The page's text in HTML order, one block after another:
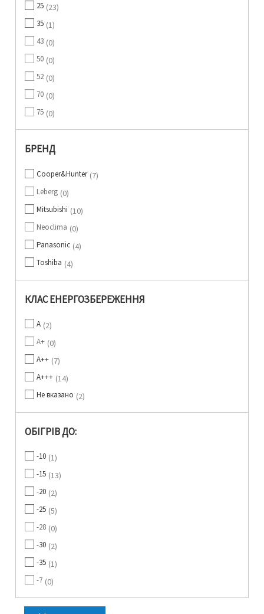
25 23
35 1
43 0
50 0
52 0
70 0
75 0
БРЕНД
Cooper&Hunter 7
Leberg 0
Mitsubishi 10
Neoclima 0
Panasonic 4
Toshiba 4
КЛАС ЕНЕРГОЗБЕРЕЖЕННЯ
A 2
A+ 0
A++ 7
A+++ 14
Не вказано 2
ОБІГРІВ ДО:
-10 1
-15 13
-20 2
-25 5
-28 0
-30 2
-35 1
-7 0